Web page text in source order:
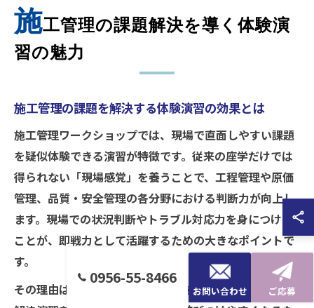
施工管理の課題解決を導く体験演
習の魅力
施工管理の課題を解決する体験演習の効果とは
施工管理ワークショップでは、現場で直面しやすい課題
を疑似体験できる演習が特徴です。従来の座学だけでは
得られない「現場感覚」を養うことで、工程管理や原価
管理、品質・安全管理の各分野における判断力が向上し
ます。現場での状況判断やトラブル対応力を身につける
ことが、即戦力として活躍するための大きなポイントで
す。
その理由は、実際の工程表や図面を用いた体験型の課題
0956-55-8466
お問い合わせ ご応募